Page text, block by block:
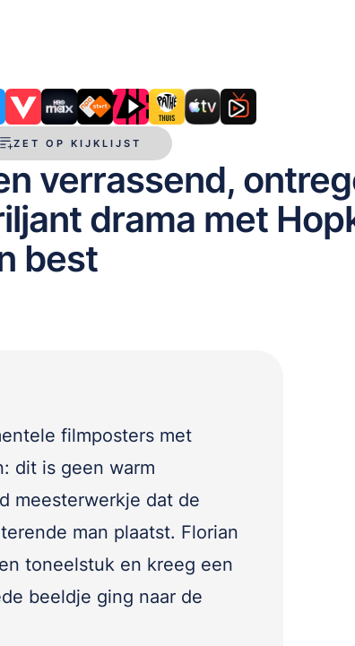
ZET OP KIJKLIJST
verrassend,
drama met
best
filmposters met
dit is geen warm
meesterwerkje dat de
man plaatst. Florian
toneelstuk en kreeg een
beeldje ging naar de